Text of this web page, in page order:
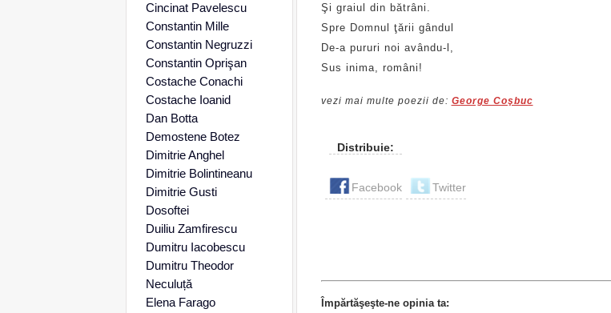
Şi graiul din bătrâni.
Spre Domnul ţării gândul
De-a pururi noi avându-l,
Sus inima, români!
vezi mai multe poezii de: George Coşbuc
Distribuie:
Facebook Twitter
Împărtăşeşte-ne opinia ta:
Cincinat Pavelescu
Constantin Mille
Constantin Negruzzi
Constantin Oprişan
Costache Conachi
Costache Ioanid
Dan Botta
Demostene Botez
Dimitrie Anghel
Dimitrie Bolintineanu
Dimitrie Gusti
Dosoftei
Duiliu Zamfirescu
Dumitru Iacobescu
Dumitru Theodor
Neculuță
Elena Farago